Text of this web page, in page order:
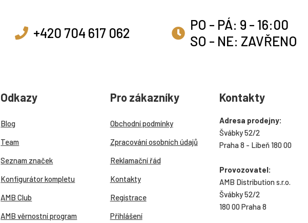
+420 704 617 062
PO - PÁ: 9 - 16:00
SO - NE: ZAVŘENO
Odkazy
Blog
Team
Seznam značek
Konfigurátor kompletu
AMB Club
AMB věrnostní program
Pro zákazníky
Obchodní podmínky
Zpracování osobních údajů
Reklamační řád
Kontakty
Registrace
Přihlášení
Kontakty
Adresa prodejny:
Švábky 52/2
Praha 8 - Libeň 180 00
Provozovatel:
AMB Distribution s.r.o.
Švábky 52/2
180 00 Praha 8